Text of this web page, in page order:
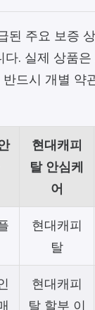
된 주요 보증
다. 실제 상품
드시 개별 약
현대캐피
탈 안심케
어
현대캐피
탈
현대캐피
탈 할부 이